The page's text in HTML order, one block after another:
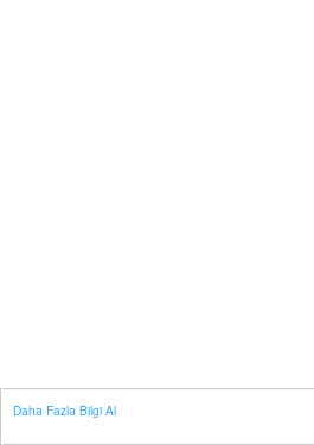
Daha Fazla Bilgi Al